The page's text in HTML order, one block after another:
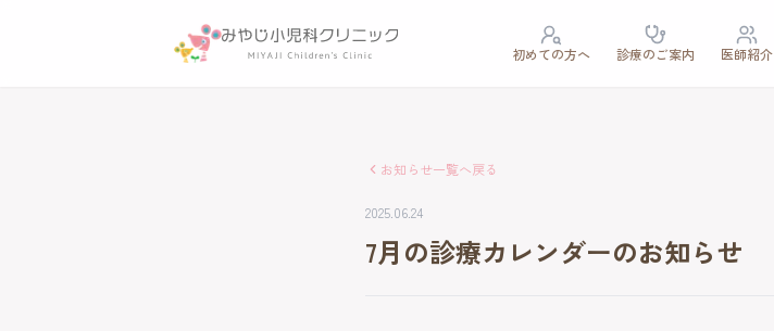
初めての方へ 診療のご案内 医師紹介
お知らせ一覧へ戻る
2025.06.24
7月の診療カレンダーのお知らせ